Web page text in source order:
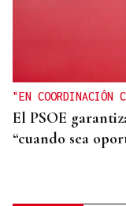
"EN COORDINACIÓN
El PSOE
“cuando sea